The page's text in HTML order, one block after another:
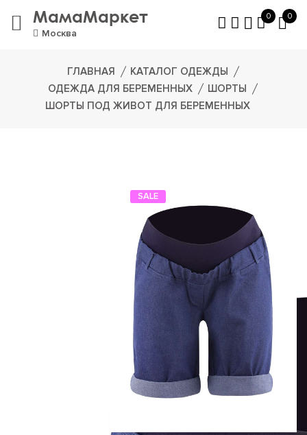
МамаМаркет
Москва
0 0
ГЛАВНАЯ
КАТАЛОГ ОДЕЖДЫ
ОДЕЖДА ДЛЯ БЕРЕМЕННЫХ
ШОРТЫ
ШОРТЫ ПОД ЖИВОТ ДЛЯ БЕРЕМЕННЫХ
SALE